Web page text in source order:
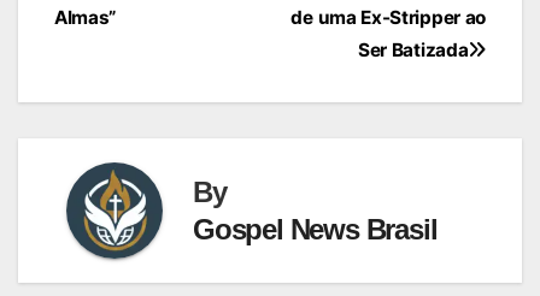
Post
de uma Ex-Stripper ao
Ser Batizada
Almas”
By
Gospel News Brasil